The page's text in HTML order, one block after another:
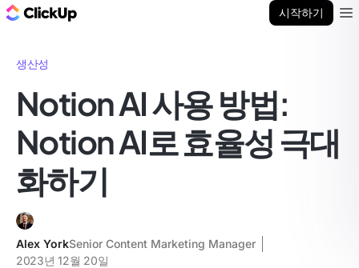
시작하기
생산성
Notion AI 사용 방법:
Notion AI로 효율성 극대
화하기
Alex YorkSenior Content Marketing Manager
2023년 12월 20일